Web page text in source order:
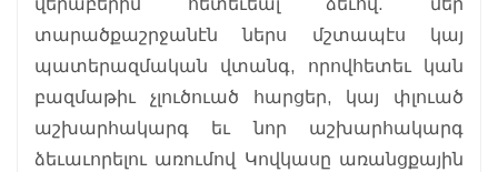
տարածքաշրջանէն ներս մշտապէս կայ
պատերազմական վտանգ, որովհետեւ կան
բազմաթիւ չլուծուած հարցեր, կայ փլուած
աշխարհակարգ եւ նոր աշխարհակարգ
ձեւաւորելու առումով Կովկասը առանցքային